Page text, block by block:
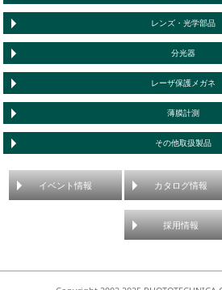
レンズ・光学部品
分光器
レーザ保護メガネ
薄膜計測
その他取扱製品
イベント情報 カタログ情報
採用情報